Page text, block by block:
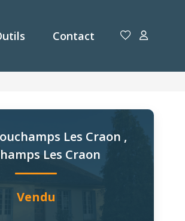
Contact
Les Craon ,
Les Craon
Vendu